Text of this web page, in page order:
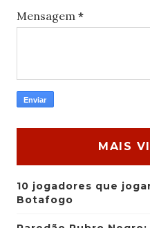
Mensagem *
MAIS
10 jogadores que
Botafogo